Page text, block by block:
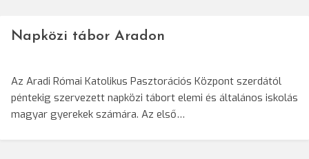
Napközi tábor Aradon
Az Aradi Római Katolikus Pasztorációs Központ szerdától
péntekig szervezett napközi tábort elemi és általános iskolás
magyar gyerekek számára. Az első…